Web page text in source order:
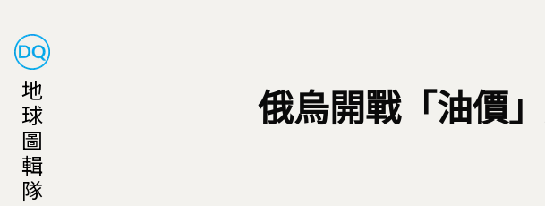
地
球
圖
輯
隊
俄烏開戰「油價